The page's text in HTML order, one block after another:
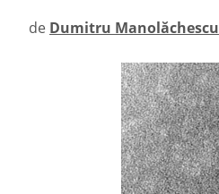
de Dumitru Manolăchescu